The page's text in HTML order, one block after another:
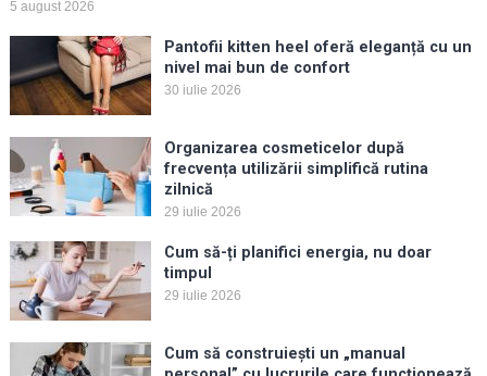
5 august 2026
Pantofii kitten heel oferă eleganță cu un
nivel mai bun de confort
30 iulie 2026
Organizarea cosmeticelor după
frecvența utilizării simplifică rutina
zilnică
29 iulie 2026
Cum să-ți planifici energia, nu doar
timpul
29 iulie 2026
Cum să construiești un „manual